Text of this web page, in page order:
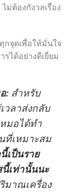
ม่ต้องกังวลเรื่อง
จุดเพื่อให้มั่นใจ
ได้อย่างดีเยี่ยม
: สำหรับ
วลาส่งกลับ
มอได้ทำ
ที่เหมาะสม
เป็นราย
นี้เท่านั้นนะ
าณเครื่อง